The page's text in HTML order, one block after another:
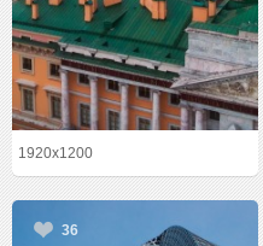
1920x1200
36